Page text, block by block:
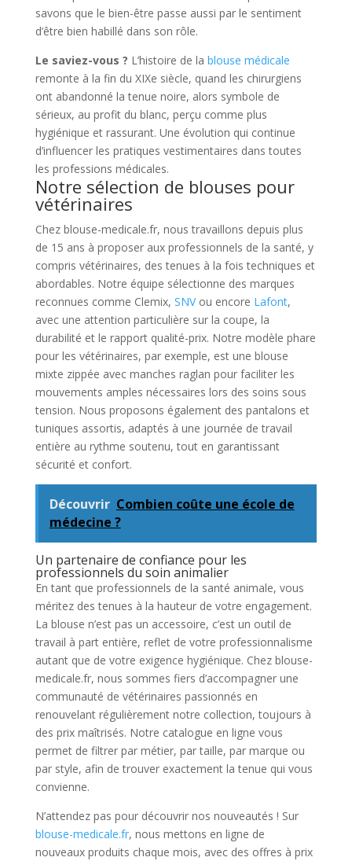
savons que le bien-être passe aussi par le sentiment
d’être bien habillé dans son rôle.
Le saviez-vous ? L’histoire de la blouse médicale
remonte à la fin du XIXe siècle, quand les chirurgiens
ont abandonné la tenue noire, alors symbole de
sérieux, au profit du blanc, perçu comme plus
hygiénique et rassurant. Une évolution qui continue
d’influencer les pratiques vestimentaires dans toutes
les professions médicales.
Notre sélection de blouses pour
vétérinaires
Chez blouse-medicale.fr, nous travaillons depuis plus
de 15 ans à proposer aux professionnels de la santé, y
compris vétérinaires, des tenues à la fois techniques et
abordables. Notre équipe sélectionne des marques
reconnues comme Clemix, SNVou encore Lafont,
avec une attention particulière sur la coupe, la
durabilité et le rapport qualité-prix. Notre modèle phare
pour les vétérinaires, par exemple, est une blouse
mixte zippée avec manches raglan pour faciliter les
mouvements amples nécessaires lors des soins sous
tension. Nous proposons également des pantalons et
tuniques assortis, adaptés à une journée de travail
entière au rythme soutenu, tout en garantissant
sécurité et confort.
Découvrir Combien coûte une école de
médecine ?
Un partenaire de confiance pour les
professionnels du soin animalier
En tant que professionnels de la santé animale, vous
méritez des tenues à la hauteur de votre engagement.
La blouse n’est pas un accessoire, c’est un outil de
travail à part entière, reflet de votre professionnalisme
autant que de votre exigence hygiénique. Chez blouse-
medicale.fr, nous sommes fiers d’accompagner une
communauté de vétérinaires passionnés en
renouvelant régulièrement notre collection, toujours à
des prix maîtrisés. Notre catalogue en ligne vous
permet de filtrer par métier, par taille, par marque ou
par style, afin de trouver exactement la tenue qui vous
convienne.
N’attendez pas pour découvrir nos nouveautés ! Sur
blouse-medicale.fr, nous mettons en ligne de
nouveaux produits chaque mois, avec des offres à prix